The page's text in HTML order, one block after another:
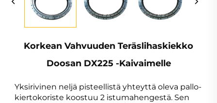
Korkean Vahvuuden Teräslihaskiekko
Doosan DX225 -kaivaimelle
Yksirivinen neljä pisteellistä yhteyttä oleva pallo-
kiertokoriste koostuu 2 istumahengestä. Sen